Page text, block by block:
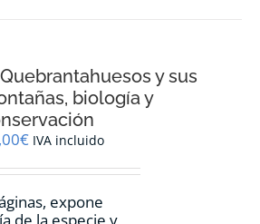
y sus
biología y
€ IVA incluido
expone
de la especie y